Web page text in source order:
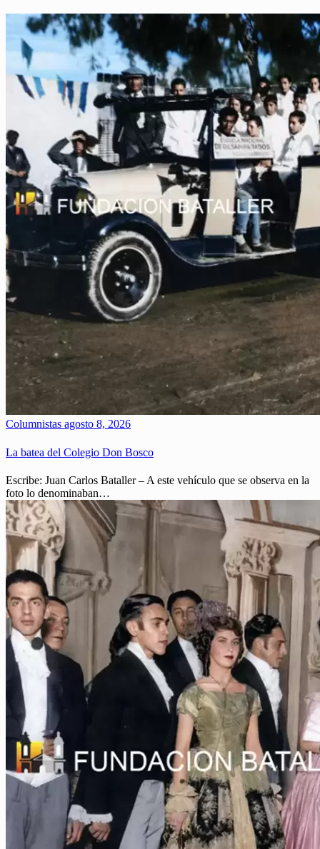
Columnistas agosto 8, 2026
La batea del Colegio Don Bosco
Escribe: Juan Carlos Bataller – A este vehículo que se observa en la
foto lo denominaban…